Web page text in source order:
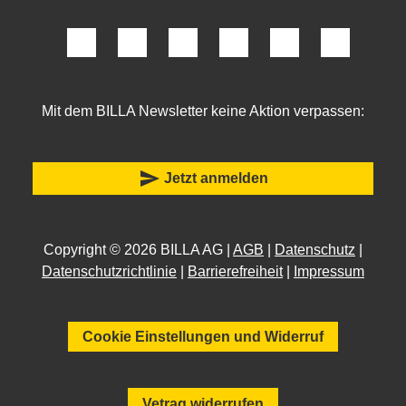
Mit dem BILLA Newsletter keine Aktion verpassen:
send Jetzt anmelden
Copyright © 2026 BILLA AG | AGB Datenschutz
Datenschutzrichtlinie
Barrierefreiheit| Impressum
Cookie Einstellungen und Widerruf